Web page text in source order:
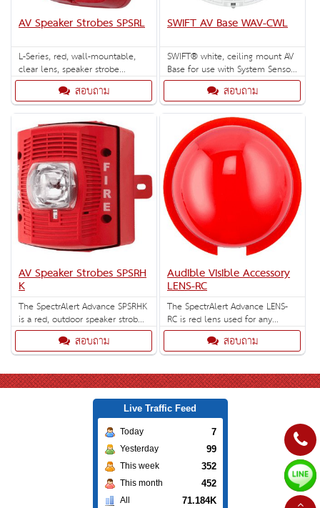
AV Speaker Strobes SPSRL
L-Series, red, wall-mountable,
clear lens, speaker strobe
marked "FIRE". Selectable strobe
settings: 15, 30, 75, 95, 110,
135, and 185 cd.
สอบถาม
SWIFT AV Base WAV-CWL
SWIFT® white, ceiling mount AV
Base for use with System Sensor
L-Series AV devices.
สอบถาม
AV Speaker Strobes SPSRH
K
The SpectrAlert Advance SPSRHK
is a red, outdoor speaker strobe
for wall installations with
selectable strobe settings of
135, 150, 177, 185 cd.
สอบถาม
Audible Visible Accessory
LENS-RC
The SpectrAlert Advance LENS-
RC is red lens used for any
indoor or outdoor ceiling mount
สอบถาม
Live Traffic Feed
Today 7
Yesterday 99
This week 352
This month 452
All 71.184K